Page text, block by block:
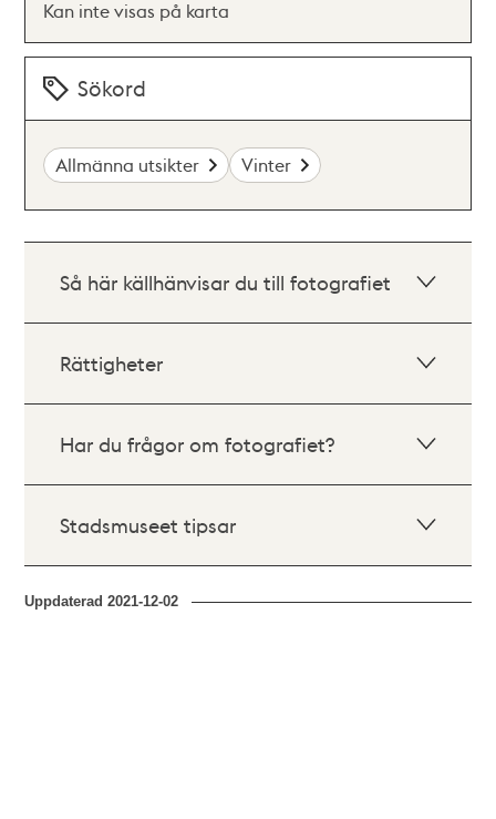
Kan inte visas på karta
Sökord
Allmänna utsikter Vinter
Så här källhänvisar du till fotografiet
Rättigheter
Har du frågor om fotografiet?
Stadsmuseet tipsar
Uppdaterad2021-12-02